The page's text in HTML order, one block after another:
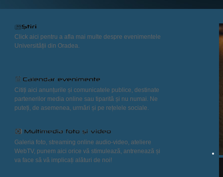
Click aici pentru a afla mai multe despre evenimentele
Universității din Oradea.
Citiți aici anunțurile și comunicatele publice, destinate
partenerilor media online sau tiparită și nu numai. Ne
puteți, de asemenea, urmări și pe rețelele sociale.
Galeria foto, streaming online audio-video, ateliere
WebTV, punem aici orice vă stimulează, antrenează și
va face să vă implicați alături de noi!